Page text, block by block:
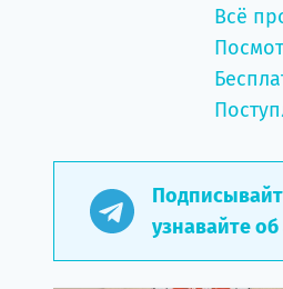
Всё
узнавайте